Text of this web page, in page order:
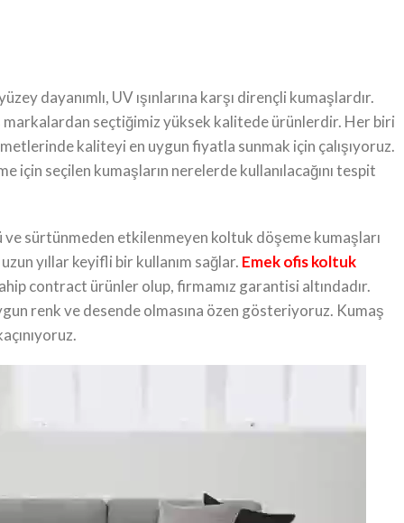
dayanımlı, UV ışınlarına karşı dirençli kumaşlardır.
markalardan seçtiğimiz yüksek kalitede ürünlerdir. Her biri
kaliteyi en uygun fiyatla sunmak için çalışıyoruz.
için seçilen kumaşların nerelerde kullanılacağını tespit
ve sürtünmeden etkilenmeyen koltuk döşeme kumaşları
yıllar keyifli bir kullanım sağlar. Emek ofis koltuk
contract ürünler olup, firmamız garantisi altındadır.
renk ve desende olmasına özen gösteriyoruz. Kumaş